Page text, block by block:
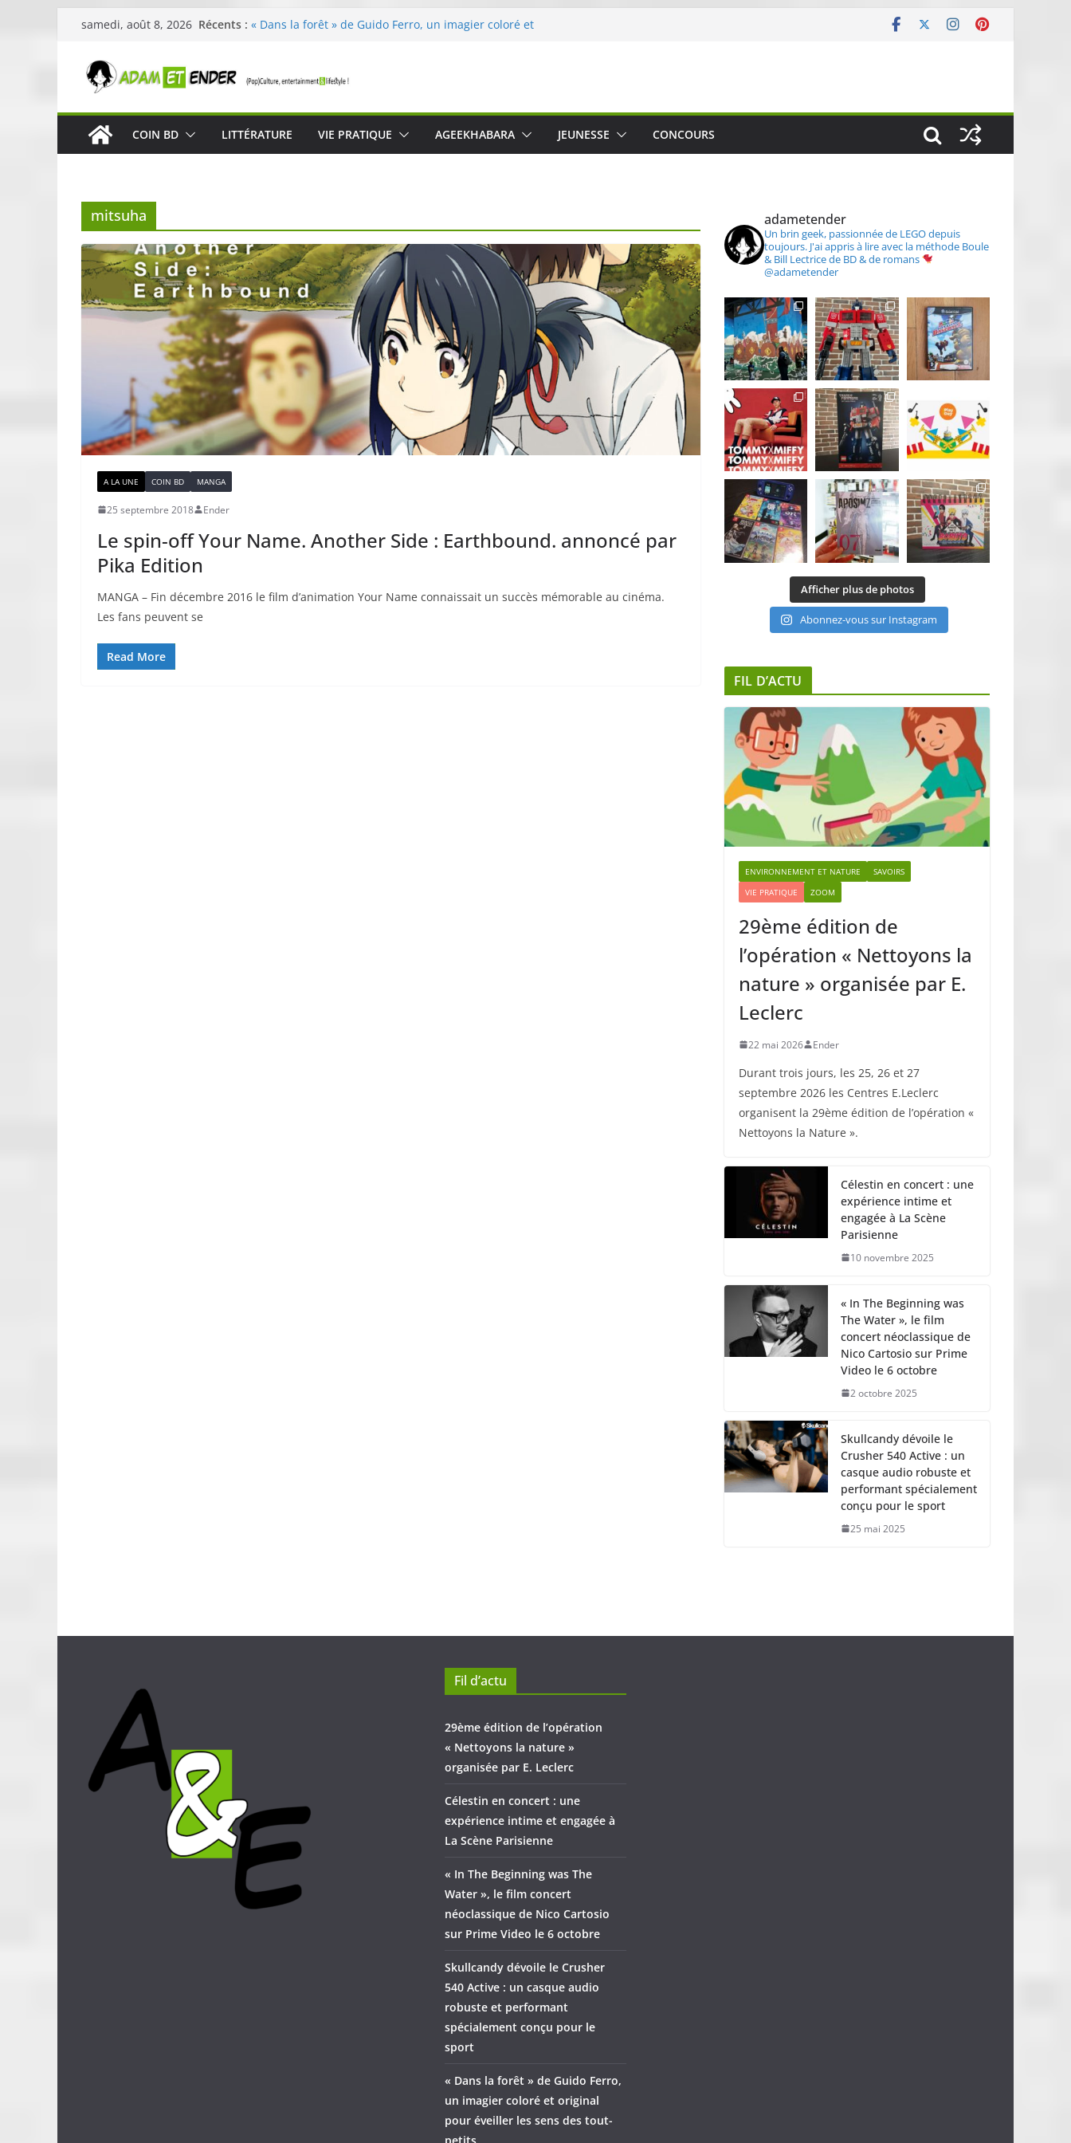
Passer
contenu
samedi, août 8, 2026 Récents : « Dans la forêt » de Guido Ferro, un imagier coloré et
Célestin en concert : une expérience intime et engagée à
« In The Beginning was The Water », le film concert
néoclassique de Nico Cartosio sur Prime Video le 6 octobre
Skullcandy dévoile le Crusher 540 Active : un casque audio
COIN BD LITTÉRATURE VIE PRATIQUE AGEEKHABARA JEUNESSE CONCOURS
mitsuha
A LA UNE COIN BD MANGA
25 septembre 2018 Ender
Le spin-off Your Name. Another Side : Earthbound. annoncé par
Pika Edition
MANGA – Fin décembre 2016 le film d’animation Your Name connaissait un succès mémorable au cinéma.
Les fans peuvent se
Read More
adametender
Un brin geek, passionnée de LEGO depuis
toujours. J'ai appris à lire avec la méthode Boule
& Bill Lectrice de BD & de romans
@adametender
Afficher plus de photos
Abonnez-vous sur Instagram
FIL D’ACTU
ENVIRONNEMENT ET NATURE
SAVOIRS
VIE PRATIQUE
ZOOM
29ème édition de
l’opération « Nettoyons la
nature » organisée par E.
Leclerc
22 mai 2026 Ender
Durant trois jours, les 25, 26 et 27
septembre 2026 les Centres E.Leclerc
organisent la 29ème édition de l’opération «
Nettoyons la Nature ».
Célestin en concert : une
expérience intime et
engagée à La Scène
Parisienne
10 novembre 2025
« In The Beginning was
The Water », le film
concert néoclassique de
Nico Cartosio sur Prime
Video le 6 octobre
2 octobre 2025
Skullcandy dévoile le
Crusher 540 Active : un
casque audio robuste et
performant spécialement
conçu pour le sport
25 mai 2025
Fil d’actu
29ème édition de l’opération
« Nettoyons la nature »
organisée par E. Leclerc
Célestin en concert : une
expérience intime et engagée à
La Scène Parisienne
« In The Beginning was The
Water », le film concert
néoclassique de Nico Cartosio
sur Prime Video le 6 octobre
Skullcandy dévoile le Crusher
540 Active : un casque audio
robuste et performant
spécialement conçu pour le
sport
« Dans la forêt » de Guido Ferro,
un imagier coloré et original
pour éveiller les sens des tout-